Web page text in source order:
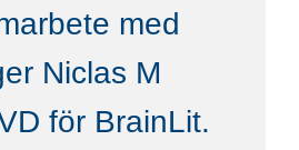
med
Niclas M
för BrainLit.